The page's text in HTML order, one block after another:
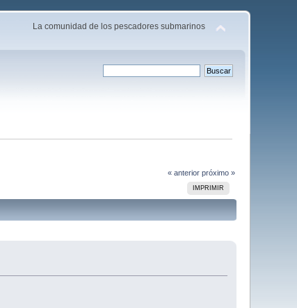
La comunidad de los pescadores submarinos
« anterior próximo »
IMPRIMIR